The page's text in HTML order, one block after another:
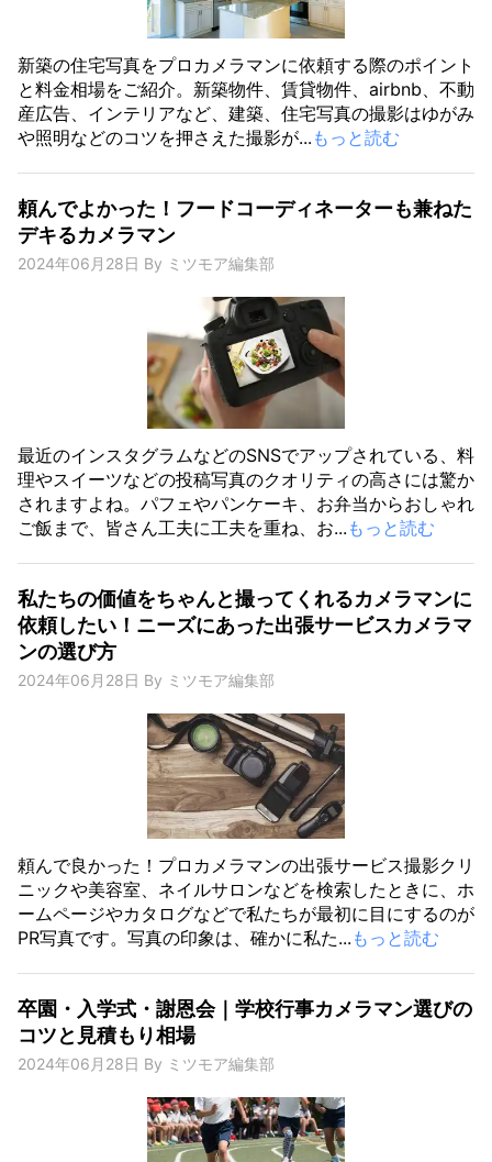
新築の住宅写真をプロカメラマンに依頼する際のポイント
と料金相場をご紹介。新築物件、賃貸物件、airbnb、不動
産広告、インテリアなど、建築、住宅写真の撮影はゆがみ
や照明などのコツを押さえた撮影が... もっと読む
頼んでよかった！フードコーディネーターも兼ねた
デキるカメラマン
2024年06月28日 By ミツモア編集部
最近のインスタグラムなどのSNSでアップされている、料
理やスイーツなどの投稿写真のクオリティの高さには驚か
されますよね。パフェやパンケーキ、お弁当からおしゃれ
ご飯まで、皆さん工夫に工夫を重ね、お... もっと読む
私たちの価値をちゃんと撮ってくれるカメラマンに
依頼したい！ニーズにあった出張サービスカメラマ
ンの選び方
2024年06月28日 By ミツモア編集部
頼んで良かった！プロカメラマンの出張サービス撮影クリ
ニックや美容室、ネイルサロンなどを検索したときに、ホ
ームページやカタログなどで私たちが最初に目にするのが
PR写真です。写真の印象は、確かに私た... もっと読む
卒園・入学式・謝恩会｜学校行事カメラマン選びの
コツと見積もり相場
2024年06月28日 By ミツモア編集部